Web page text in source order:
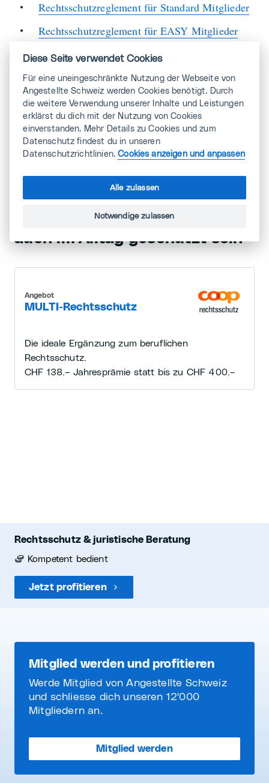
Rechtsschutz & juristische Beratung
Kompetent bedient
Jetzt profitieren
Rechtsschutzreglement für Standard Mitglieder
Rechtsschutzreglement für EASY Mitglieder
Jetzt Rechtsfall anmelden
mehr anzeigen
Mit dem MULTI-Rechtsschutz
auch im Alltag geschützt sein
MULTI-Rechtsschutz
Angebot
Die ideale Ergänzung zum beruflichen
Rechtsschutz.
CHF 138.– Jahresprämie statt bis zu CHF 400.–
Mitglied werden und profitieren
Werde Mitglied von Angestellte Schweiz
und schliesse dich unseren 12'000
Mitgliedern an.
Mitglied werden
Diese Seite verwendet Cookies
Für eine uneingeschränkte Nutzung der Webseite von
Angestellte Schweiz werden Cookies benötigt. Durch
die weitere Verwendung unserer Inhalte und Leistungen
erklärst du dich mit der Nutzung von Cookies
einverstanden. Mehr Details zu Cookies und zum
Datenschutz findest du in unseren
Datenschutzrichtlinien.Cookies anzeigen und anpassen
Alle zulassen
Notwendige zulassen